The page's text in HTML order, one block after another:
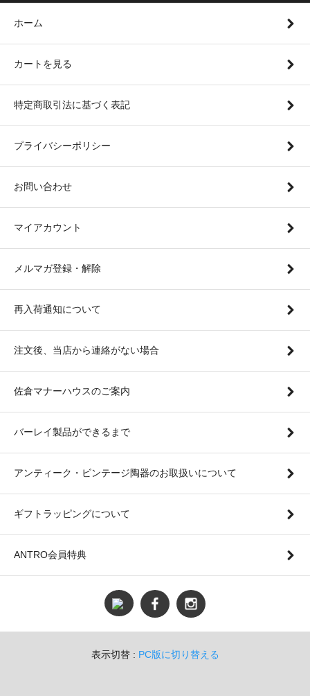
ホーム
カートを見る
特定商取引法に基づく表記
プライバシーポリシー
お問い合わせ
マイアカウント
メルマガ登録・解除
再入荷通知について
注文後、当店から連絡がない場合
佐倉マナーハウスのご案内
バーレイ製品ができるまで
アンティーク・ビンテージ陶器のお取扱いについて
ギフトラッピングについて
ANTRO会員特典
表示切替 : PC版に切り替える